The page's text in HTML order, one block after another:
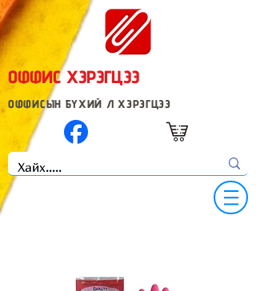
ОФФИС ХЭРЭГЦЭЭ
ОФФИСЫН БҮХИЙ Л ХЭРЭГЦЭЭ